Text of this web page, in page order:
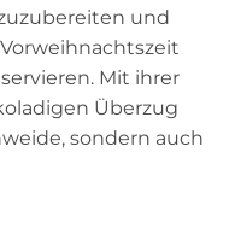
und
Mit ihrer
Überzug
sondern auch